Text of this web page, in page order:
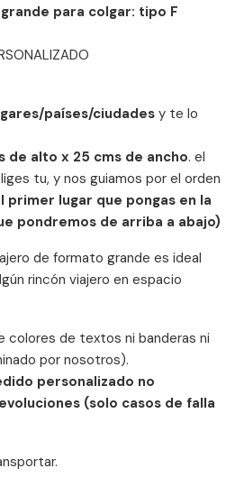
para colgar: tipo F
países/ciudades y te lo
de alto x 25 cms de ancho. el
tu, y nos guiamos por el orden
primer lugar que pongas en la
pondremos de arriba a abajo)
de formato grande es ideal
rincón viajero en espacio
colores de textos ni banderas ni
por nosotros).
personalizado no
(solo casos de falla